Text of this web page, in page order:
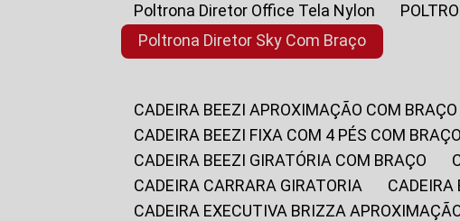
Poltrona Diretor Office Tela Nylon
Poltrona Diretor Sky Com Braço
CADEIRA BEEZI APROXIMAÇÃO COM BRAÇO
CADEIRA BEEZI FIXA COM 4 PÉS COM BRAÇO
CADEIRA BEEZI GIRATÓRIA COM BRAÇO
CADEIRA CARRARA GIRATORIA
CADEIRA EXECUTIVA BRIZZA